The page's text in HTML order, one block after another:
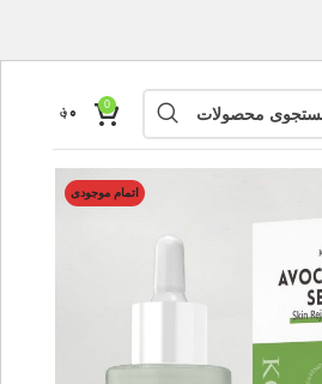
0 ۰؋
اتمام موجودی